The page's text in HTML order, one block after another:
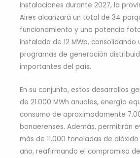
instalaciones durante 2027, la
Aires alcanzará un total de 34
funcionamiento y una potencia
instalada de 12 MWp, consolidando
programas de generación
importantes del país.
En su conjunto, estos desarrollos
de 21.000 MWh anuales, energía
consumo de aproximadamente
bonaerenses. Además, permitirán
más de 11.000 toneladas de
año, reafirmando el compromiso